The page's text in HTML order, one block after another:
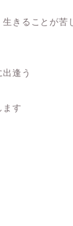
きることが苦
逢う
ます